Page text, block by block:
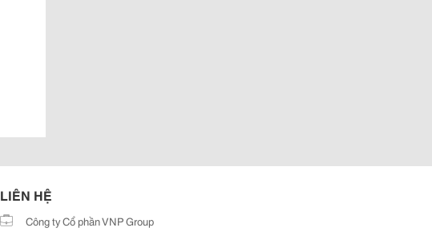
LIÊN HỆ
Công ty Cổ phần VNP Group